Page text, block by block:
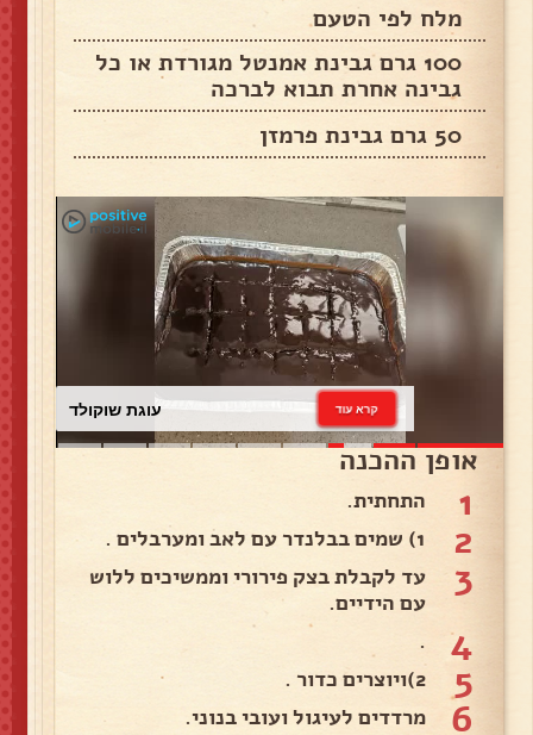
מלח לפי הטעם
100 גרם גבינת אמנטל מגורדת או כל
גבינה אחרת תבוא לברכה
50 גרם גבינת פרמזן
עוגת שוקולד קרא עוד
אופן ההכנה
1 התחתית.
2 1) שמים בבלנדר עם לאב ומערבלים .
3
עד לקבלת בצק פירורי וממשיכים ללוש
עם הידיים.
4
.
5 2)ויוצרים כדור .
6 מרדדים לעיגול ועובי בנוני.